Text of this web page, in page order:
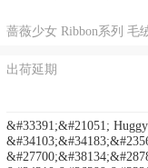
蔷薇少女 Ribbon系列 毛
出荷延期
&#33391;&#21051;